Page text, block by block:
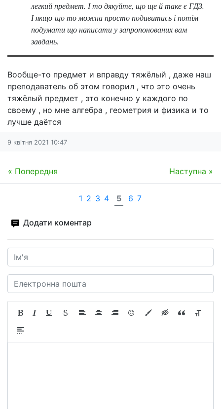
легкий предмет. І то дякуйте, що ще й таке є ГДЗ.
І якщо-що то можна просто подивитись і потім
подумати що написати у запропонованих вам
завдань.
Вообще-то предмет и вправду тяжёлый , даже наш
преподаватель об этом говорил , что это очень
тяжёлый предмет , это конечно у каждого по
своему , но мне алгебра , геометрия и физика и то
лучше даётся
9 квітня 2021 10:47
« Попередня Наступна »
1 2 3 4 5 6 7
Додати коментар